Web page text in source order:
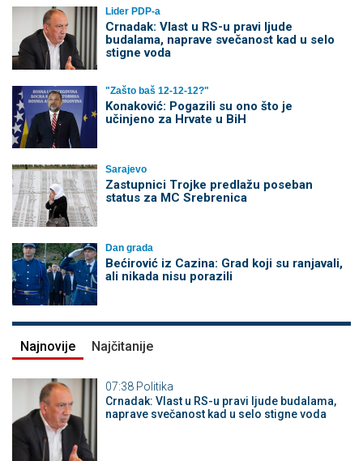
Lider PDP-a
Crnadak: Vlast u RS-u pravi ljude
budalama, naprave svečanost kad u selo
stigne voda
"Zašto baš 12-12-12?"
Konaković: Pogazili su ono što je
učinjeno za Hrvate u BiH
Sarajevo
Zastupnici Trojke predlažu poseban
status za MC Srebrenica
Dan grada
Bećirović iz Cazina: Grad koji su ranjavali,
ali nikada nisu porazili
Najnovije Najčitanije
07:38 Politika
Crnadak: Vlast u RS-u pravi ljude budalama,
naprave svečanost kad u selo stigne voda